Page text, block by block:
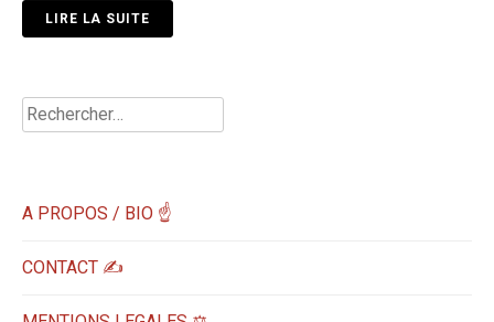
LIRE LA SUITE
Rechercher :
A PROPOS / BIO ☝
CONTACT ✍️